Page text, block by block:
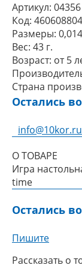
Артикул: 04356
Код:
Размеры:
Вес: 43 г.
Возраст: от 5
Страна
Остались
info@10kor.ru
О ТОВАРЕ
Игра
time
Остались
Пишите
Рассказать о